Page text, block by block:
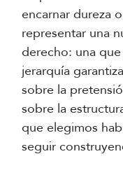
encarnar dureza
representar una
derecho: una
jerarquía
sobre la
sobre la
que elegimos
seguir